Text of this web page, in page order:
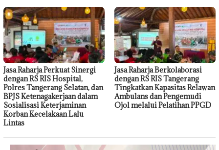
Jasa Raharja Perkuat Sinergi
dengan RS RIS Hospital,
Polres Tangerang Selatan, dan
BPJS Ketenagakerjaan dalam
Sosialisasi Keterjaminan
Korban Kecelakaan Lalu
Lintas
Jasa Raharja Berkolaborasi
dengan RS RIS Tangerang
Tingkatkan Kapasitas Relawan
Ambulans dan Pengemudi
Ojol melalui Pelatihan PPGD